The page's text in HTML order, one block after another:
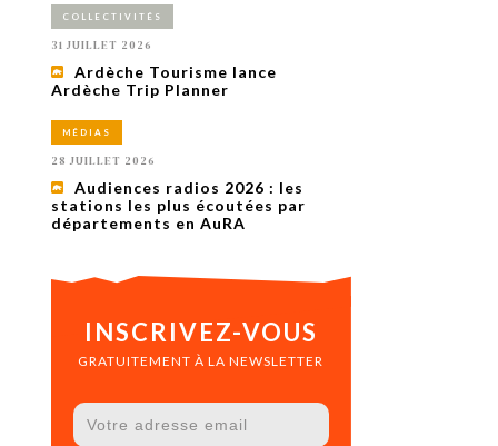
sur
1 AN
COLLECTIVITÉS
31 JUILLET 2026
Ardèche Tourisme lance
Ardèche Trip Planner
MÉDIAS
28 JUILLET 2026
Audiences radios 2026 : les
stations les plus écoutées par
départements en AuRA
INSCRIVEZ-VOUS
GRATUITEMENT À LA NEWSLETTER